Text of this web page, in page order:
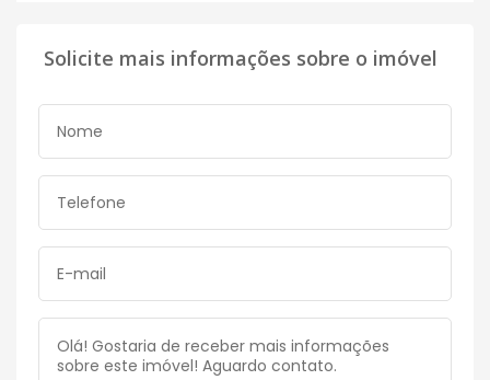
Solicite mais informações sobre o imóvel